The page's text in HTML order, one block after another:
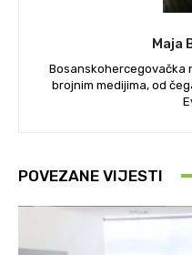
Maja
Bosanskohercegovačka
brojnim medijima, od
POVEZANE VIJESTI